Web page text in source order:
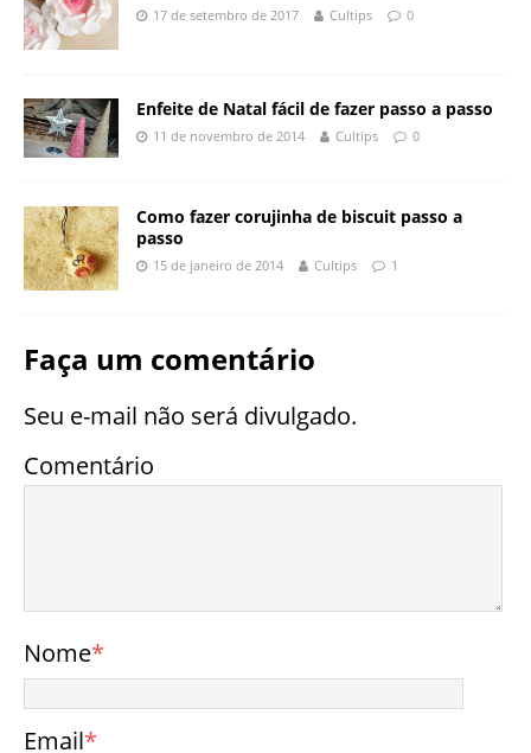
17 de setembro de 2017 Cultips 0
Enfeite de Natal fácil de fazer passo a passo
11 de novembro de 2014 Cultips 0
Como fazer corujinha de biscuit passo a
passo
15 de janeiro de 2014 Cultips 1
Faça um comentário
Seu e-mail não será divulgado.
Comentário
Nome*
Email*